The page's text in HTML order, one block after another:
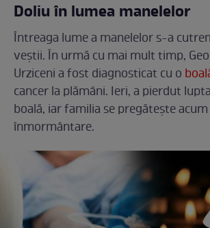
Doliu în lumea manelelor
Întreaga lume a manelelor s-a
veștii. În urmă cu mai mult timp,
Urziceni a fost diagnosticat cu o
cancer la plămâni. Ieri, a pierdut
boală, iar familia se pregătește
înmormântare.